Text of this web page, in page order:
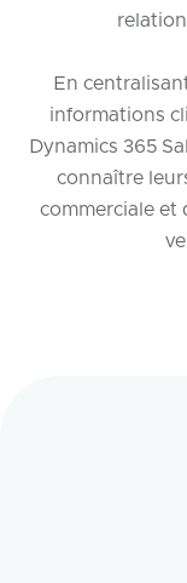
En
informations
Dynamics 365
connaître
commerciale et